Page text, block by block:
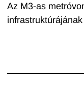
Az M3-as